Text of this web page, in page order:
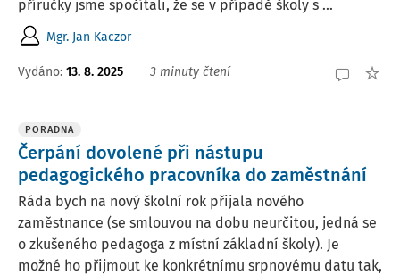
příručky jsme spočítali, že se v případě školy s ...
Mgr. Jan Kaczor
Vydáno: 13. 8. 2025 3 minuty čtení
PORADNA
Čerpání dovolené při nástupu
pedagogického pracovníka do zaměstnání
Ráda bych na nový školní rok přijala nového
zaměstnance (se smlouvou na dobu neurčitou, jedná se
o zkušeného pedagoga z místní základní školy). Je
možné ho přijmout ke konkrétnímu srpnovému datu tak,